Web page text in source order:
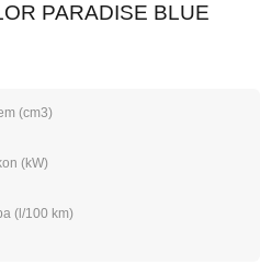
PARADISE BLUE
(cm3)
(kW)
(l/100 km)